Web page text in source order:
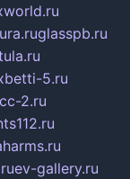
glasspb.ru
5.ru
2.ru
ev-gallery.ru